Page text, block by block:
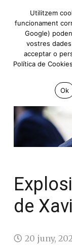
de
20 juny,
Utilitzem
funcionament
Google)
vostres
acceptar o
Política de
Ok